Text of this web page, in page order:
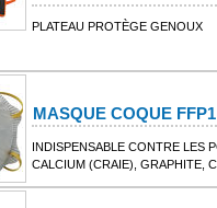
PLATEAU PROTÈGE GENOUX
MASQUE COQUE FFP1
INDISPENSABLE CONTRE LES
CALCIUM (CRAIE), GRAPHITE,